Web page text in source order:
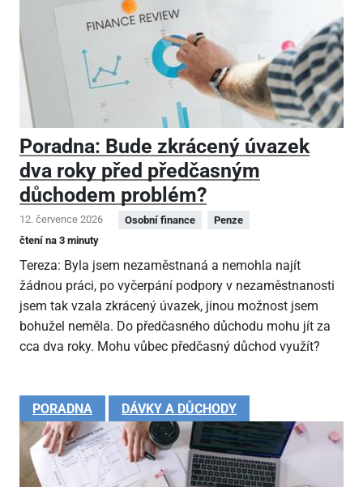
Poradna: Bude zkrácený úvazek
dva roky před předčasným
důchodem problém?
12. července 2026 Osobní finance
Penze
čtení na 3 minuty
Tereza: Byla jsem nezaměstnaná a nemohla najít
žádnou práci, po vyčerpání podpory v nezaměstnanosti
jsem tak vzala zkrácený úvazek, jinou možnost jsem
bohužel neměla. Do předčasného důchodu mohu jít za
cca dva roky. Mohu vůbec předčasný důchod využít?
PORADNA DÁVKY A DŮCHODY